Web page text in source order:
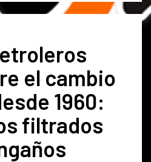
el cambio
1960:
filtrados